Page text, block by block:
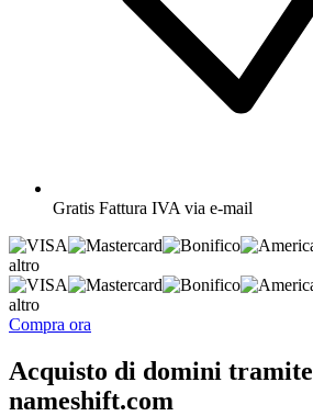
Gratis Fattura IVA via e-mail
altro
altro
Compra ora
Acquisto di domini tramite
nameshift.com